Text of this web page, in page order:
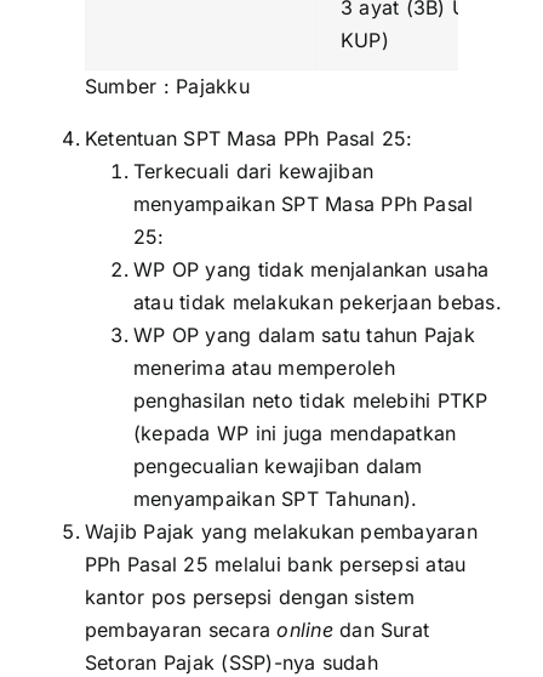
3 ayat (3B) UU
KUP)
Sumber : Pajakku
Ketentuan SPT Masa PPh Pasal 25:
Terkecuali dari kewajiban
menyampaikan SPT Masa PPh Pasal
25:
WP OP yang tidak menjalankan usaha
atau tidak melakukan pekerjaan bebas.
WP OP yang dalam satu tahun Pajak
menerima atau memperoleh
penghasilan neto tidak melebihi PTKP
(kepada WP ini juga mendapatkan
pengecualian kewajiban dalam
menyampaikan SPT Tahunan).
Wajib Pajak yang melakukan pembayaran
PPh Pasal 25 melalui bank persepsi atau
kantor pos persepsi dengan sistem
pembayaran secaraonlinedan Surat
Setoran Pajak (SSP)-nya sudah